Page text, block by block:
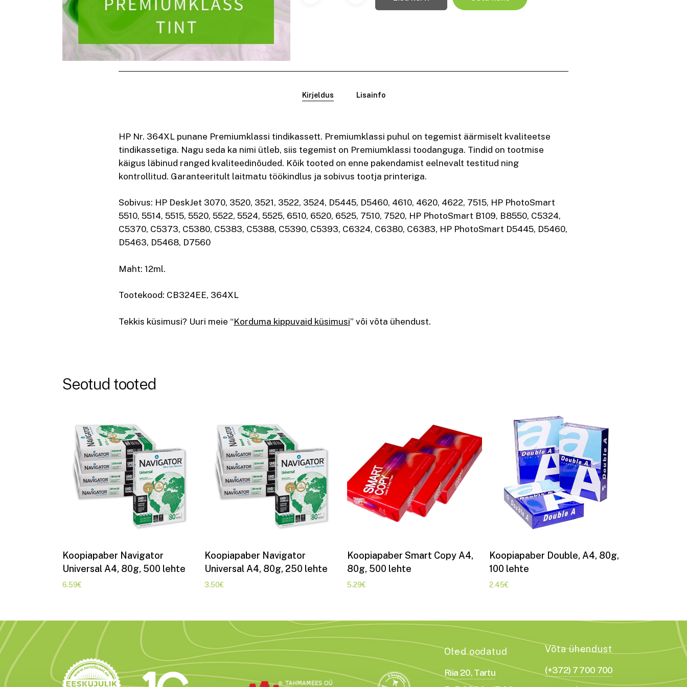
Kirjeldus Lisainfo
HP Nr. 364XL punane Premiumklassi tindikassett. Premiumklassi puhul on tegemist äärmiselt kvaliteetse
tindikassetiga. Nagu seda ka nimi ütleb, siis tegemist on Premiumklassi toodanguga. Tindid on tootmise
käigus läbinud ranged kvaliteedinõuded. Kõik tooted on enne pakendamist eelnevalt testitud ning
kontrollitud. Garanteeritult laitmatu töökindlus ja sobivus tootja printeriga.
Sobivus: HP DeskJet 3070, 3520, 3521, 3522, 3524, D5445, D5460, 4610, 4620, 4622, 7515, HP PhotoSmart
5510, 5514, 5515, 5520, 5522, 5524, 5525, 6510, 6520, 6525, 7510, 7520, HP PhotoSmart B109, B8550, C5324,
C5370, C5373, C5380, C5383, C5388, C5390, C5393, C6324, C6380, C6383, HP PhotoSmart D5445, D5460,
D5463, D5468, D7560
Maht: 12ml.
Tootekood: CB324EE, 364XL
Tekkis küsimusi? Uuri meie “Korduma kippuvaid küsimusi” või võta ühendust.
Seotud tooted
Lisa korvi
Koopiapaber Navigator
Universal A4, 80g, 500 lehte
6.59€
Lisa korvi
Koopiapaber Navigator
Universal A4, 80g, 250 lehte
3.50€
Lisa korvi
Koopiapaber Smart Copy A4,
80g, 500 lehte
5.29€
Lisa korvi
Koopiapaber Double, A4, 80g,
100 lehte
2.45€
Oled oodatud
Riia 20, Tartu
Võta ühendust
(+372) 7 700 700